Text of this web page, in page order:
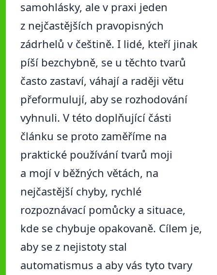
samohlásky, ale v praxi jeden
z nejčastějších pravopisných
zádrhelů v češtině. I lidé, kteří jinak
píší bezchybně, se u těchto tvarů
často zastaví, váhají a raději větu
přeformulují, aby se rozhodování
vyhnuli. V této doplňující části
článku se proto zaměříme na
praktické používání tvarů moji
a mojí v běžných větách, na
nejčastější chyby, rychlé
rozpoznávací pomůcky a situace,
kde se chybuje opakovaně. Cílem je,
aby se z nejistoty stal
automatismus a aby vás tyto tvary